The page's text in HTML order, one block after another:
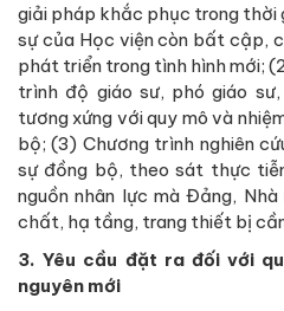
giải pháp khắc phục trong thời
sự của Học viện còn bất cập,
phát triển trong tình hình mới;
trình độ giáo sư, phó giáo
tương xứng với quy mô và
bộ; (3) Chương trình nghiên
sự đồng bộ, theo sát thực
nguồn nhân lực mà Đảng,
chất, hạ tầng, trang thiết bị
3. Yêu cầu đặt ra đối với
nguyên mới